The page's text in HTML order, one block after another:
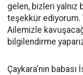
gelen, bizleri yalnız
teşekkür ediyorum.
Ailemizle
bilgilendirme
Çaykara'nın